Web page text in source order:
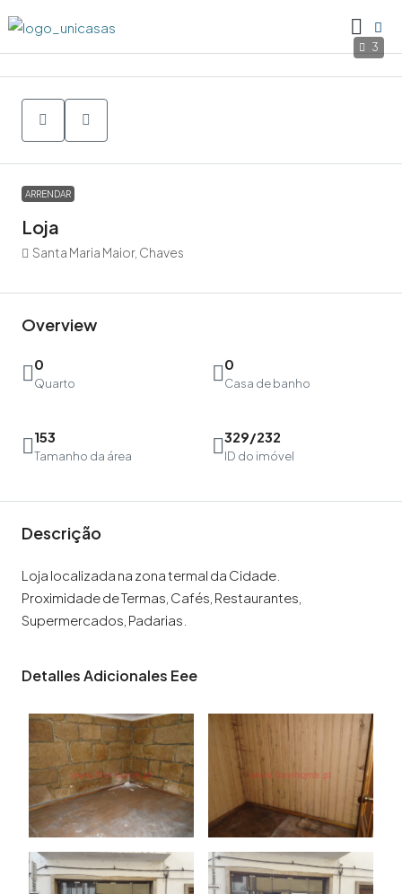
3
ARRENDAR
Loja
Santa Maria Maior, Chaves
Overview
0
Quarto
0
Casa de banho
153
Tamanho da área
329/232
ID do imóvel
Descrição
Loja localizada na zona termal da Cidade.
Proximidade de Termas, Cafés, Restaurantes,
Supermercados, Padarias.
Detalles Adicionales Eee